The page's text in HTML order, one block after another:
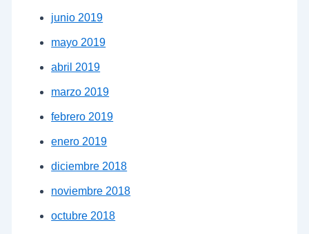
junio 2019
mayo 2019
abril 2019
marzo 2019
febrero 2019
enero 2019
diciembre 2018
noviembre 2018
octubre 2018